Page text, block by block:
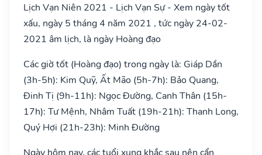
Lịch Vạn Niên 2021 - Lịch Vạn Sự - Xem ngày tốt
xấu, ngày 5 tháng 4 năm 2021 , tức ngày 24-02-
2021 âm lịch, là ngày Hoàng đạo
Các giờ tốt (Hoàng đạo) trong ngày là: Giáp Dần
(3h-5h): Kim Quỹ, Ất Mão (5h-7h): Bảo Quang,
Đinh Tị (9h-11h): Ngọc Đường, Canh Thân (15h-
17h): Tư Mệnh, Nhâm Tuất (19h-21h): Thanh Long,
Quý Hợi (21h-23h): Minh Đường